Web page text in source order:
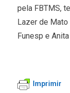
pela FBTMS,
Lazer de Mato
Funesp e
Imprimir